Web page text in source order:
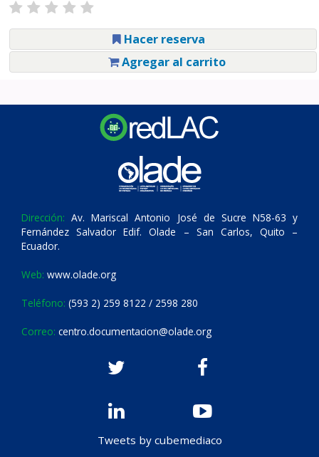
Hacer reserva
Agregar al carrito
Dirección: Av. Mariscal Antonio José de Sucre N58-63 y
Fernández Salvador Edif. Olade – San Carlos, Quito –
Ecuador.
Web: www.olade.org
Teléfono: (593 2) 259 8122 / 2598 280
Correo: centro.documentacion@olade.org
Tweets by cubemediaco